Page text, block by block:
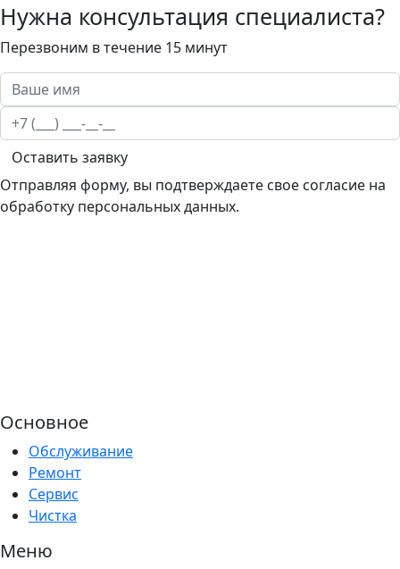
Нужна консультация специалиста?
Перезвоним в течение 15 минут
Оставить заявку
Отправляя форму, вы подтверждаете свое согласие на
обработку персональных данных.
Основное
Обслуживание
Ремонт
Сервис
Чистка
Меню